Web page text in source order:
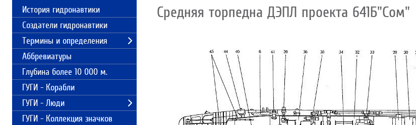
История гидронавтики
Создатели гидронавтики
Термины и определения
Аббревиатуры
Глубина более 10 000 м.
ГУГИ - Корабли
ГУГИ - Люди
ГУГИ - Коллекция значков
Средняя торпедна ДЭПЛ проекта 641Б"Сом"